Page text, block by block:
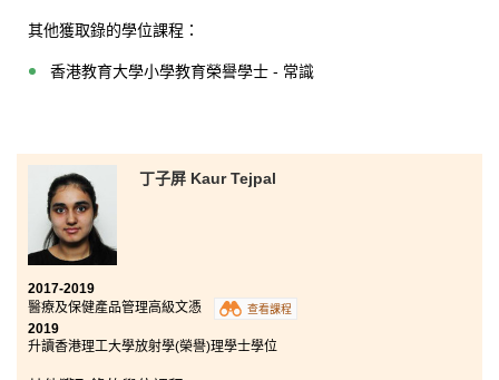
其他獲取錄的學位課程：
香港教育大學小學教育榮譽學士 - 常識
丁子屏 Kaur Tejpal
2017-2019
醫療及保健產品管理高級文憑
查看課程
2019
升讀香港理工大學放射學(榮譽)理學士學位